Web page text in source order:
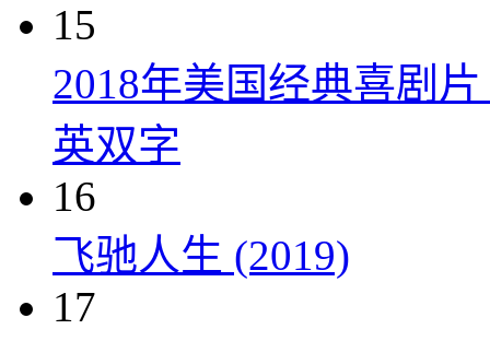
15
2018年美国经典喜剧
英双字
16
飞驰人生 (2019)
17